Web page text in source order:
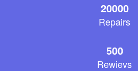
20000
Repairs
500
Rewievs